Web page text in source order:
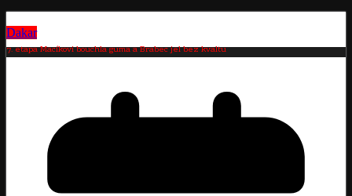
Dakar
7. etapa Macíkovi bouchla guma a Brabec jel bez kvaltu